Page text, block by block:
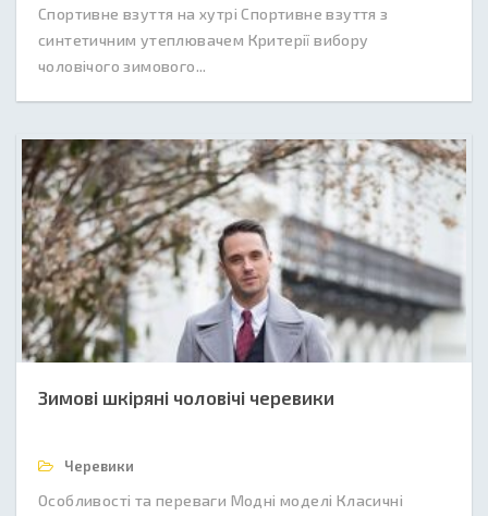
Спортивне взуття на хутрі Спортивне взуття з
синтетичним утеплювачем Критерії вибору
чоловічого зимового...
Зимові шкіряні чоловічі черевики
Черевики
Особливості та переваги Модні моделі Класичні